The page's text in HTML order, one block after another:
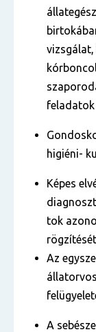
feladatok
higiéni-
Képes
tok
Az
A